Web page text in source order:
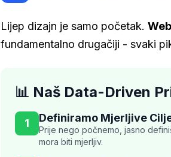
Lijep dizajn je samo početak.
fundamentalno drugačiji - svaki
📊 Naš Data-Driven
1 Definiramo Mjerljive
Prije nego počnemo, jasno
mora biti mjerljiv.